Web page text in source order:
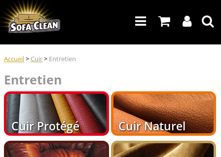
Accueil> Cuir> Entretien
Entretien
Cuir Protégé Cuir Naturel